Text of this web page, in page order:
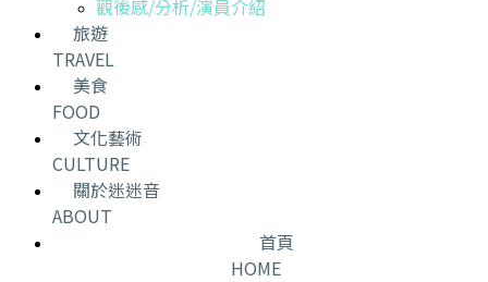
觀後感/分析/演員介紹
旅遊
TRAVEL
美食
FOOD
文化藝術
CULTURE
關於迷迷音
ABOUT
首頁
HOME